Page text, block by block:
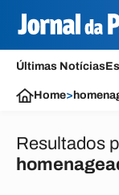
Últimas Notícias
Home>
Resultados